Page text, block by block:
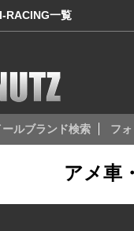
RACING一覧
ールブランド検索 フ
アメ車